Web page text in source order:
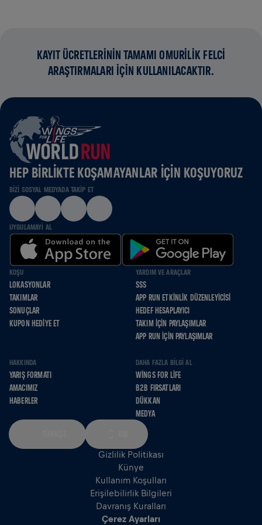
KAYIT ÜCRETLERİNİN TAMAMI OMURİLİK FELCİ
ARAŞTIRMALARI İÇİN KULLANILACAKTIR.
HEP BIRLIKTE KOŞAMAYANLAR IÇIN KOŞUYORUZ
BIZI SOSYAL MEDYADA TAKIP ET
UYGULAMAYI AL
KOŞU
LOKASYONLAR
TAKIMLAR
SONUÇLAR
KUPON HEDIYE ET
YARDIM VE ARAÇLAR
SSS
APP RUN ETKINLIK DÜZENLEYICISI
HEDEF HESAPLAYICI
TAKIM İÇIN PAYLAŞIMLAR
APP RUN İÇIN PAYLAŞIMLAR
HAKKINDA
YARIŞ FORMATI
AMACIMIZ
HABERLER
DAHA FAZLA BILGI AL
WINGS FOR LIFE
B2B FIRSATLARI
DÜKKAN
MEDYA
Gizlilik Politikası
Künye
Kullanım Koşulları
Erişilebilirlik Bilgileri
Davranış Kuralları
Çerez Ayarları